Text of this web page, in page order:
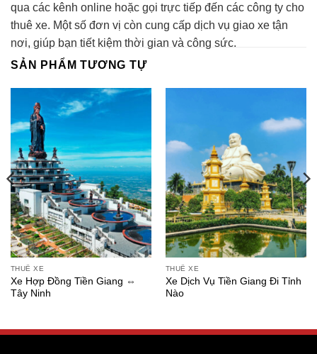
qua các kênh online hoặc gọi trực tiếp đến các công ty cho
thuê xe. Một số đơn vị còn cung cấp dịch vụ giao xe tận
nơi, giúp bạn tiết kiệm thời gian và công sức.
SẢN PHẨM TƯƠNG TỰ
THUÊ XE
Xe Hợp Đồng Tiền Giang ⇔
Tây Ninh
THUÊ XE
Xe Dịch Vụ Tiền Giang Đi Tỉnh
Nào